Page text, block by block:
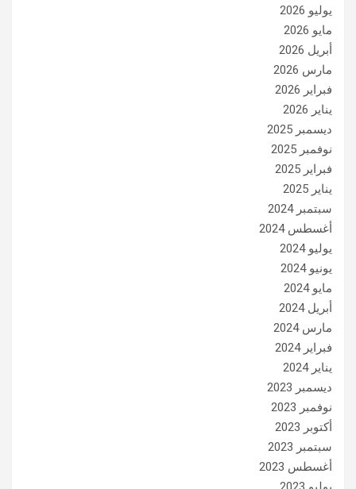
يوليو 2026
مايو 2026
أبريل 2026
مارس 2026
فبراير 2026
يناير 2026
ديسمبر 2025
نوفمبر 2025
فبراير 2025
يناير 2025
سبتمبر 2024
أغسطس 2024
يوليو 2024
يونيو 2024
مايو 2024
أبريل 2024
مارس 2024
فبراير 2024
يناير 2024
ديسمبر 2023
نوفمبر 2023
أكتوبر 2023
سبتمبر 2023
أغسطس 2023